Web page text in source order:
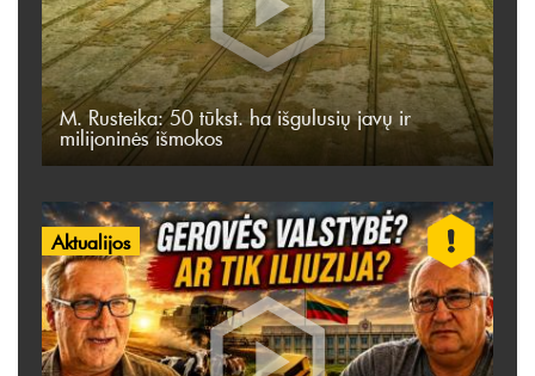
M. Rusteika: 50 tūkst. ha išgulusių javų ir
milijoninės išmokos
Aktualijos